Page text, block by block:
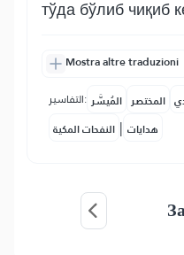
тўда бўлиб чиқиб
Mostra altre traduzioni
التفاسير: المُيسَّر المختصر
النفحات المكية | هدايات